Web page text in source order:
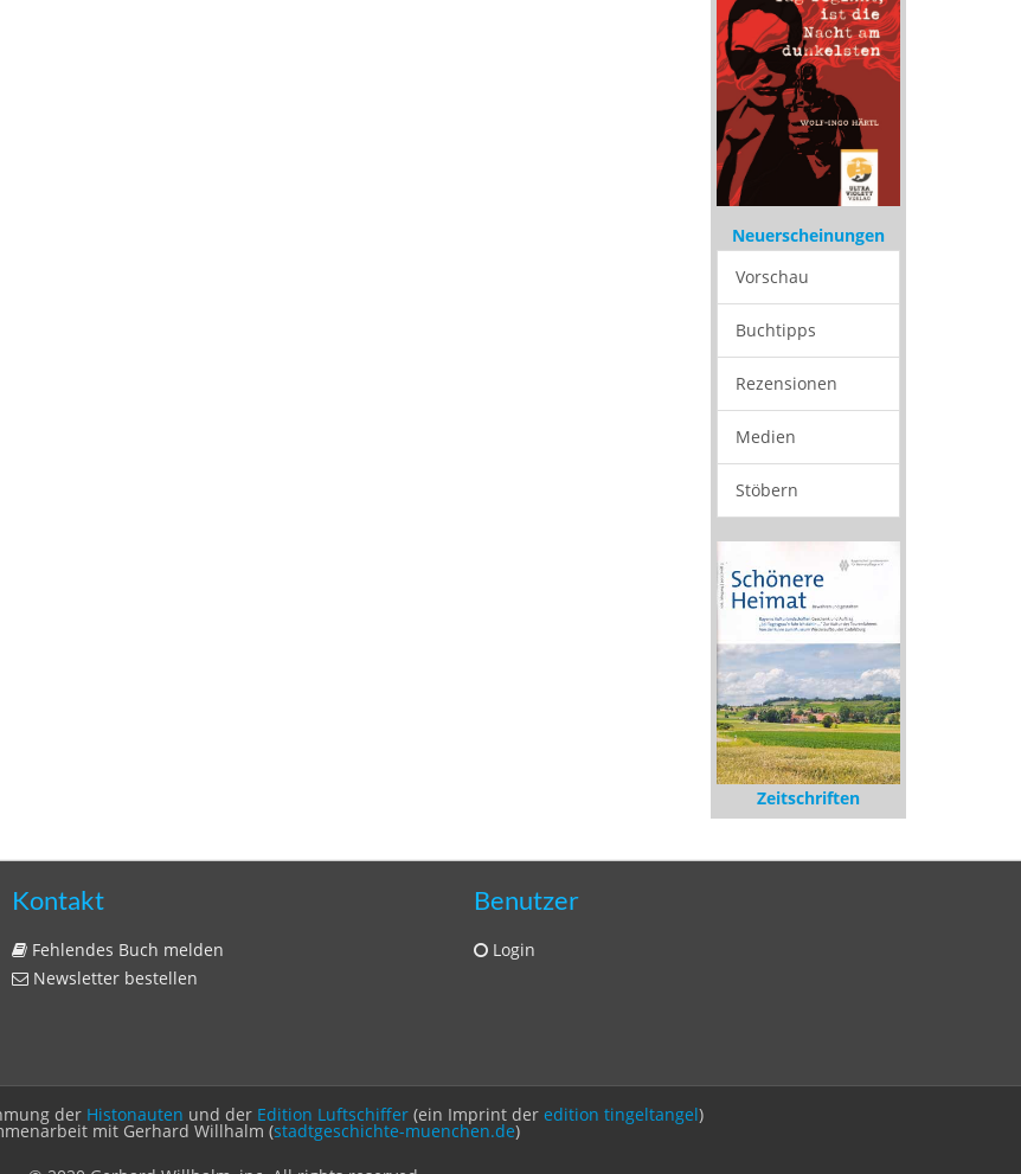
Neuerscheinungen
Vorschau
Buchtipps
Rezensionen
Medien
Stöbern
Zeitschriften
Kontakt
Fehlendes Buch melden
Newsletter bestellen
Benutzer
Login
der Histonauten und der Edition Luftschiffer (ein Imprint der edition tingeltangel)
mit Gerhard Willhalm (stadtgeschichte-muenchen.de)